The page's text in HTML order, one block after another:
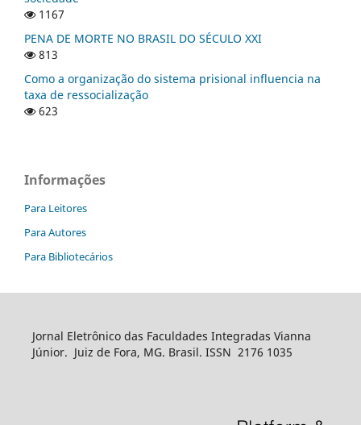
1167
PENA DE MORTE NO BRASIL DO SÉCULO XXI
813
Como a organização do sistema prisional influencia na
taxa de ressocialização
623
Informações
Para Leitores
Para Autores
Para Bibliotecários
Jornal Eletrônico das Faculdades Integradas Vianna
Júnior. Juiz de Fora, MG. Brasil. ISSN 2176 1035